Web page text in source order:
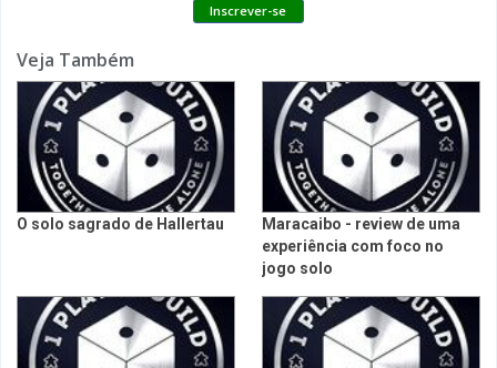
Veja Também
O solo sagrado de Hallertau
Maracaibo - review de uma
experiência com foco no
jogo solo